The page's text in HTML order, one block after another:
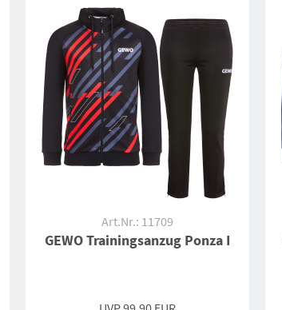
Art.Nr.: 11709
GEWO Trainingsanzug Ponza I